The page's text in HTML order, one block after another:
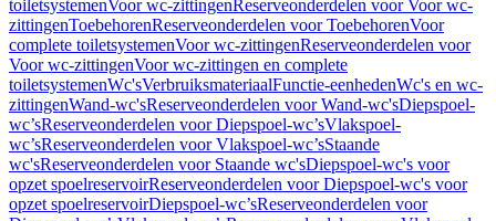
toiletsystemenVoor wc-zittingenReserveonderdelen voor Voor wc-
zittingenToebehorenReserveonderdelen voor ToebehorenVoor
complete toiletsystemenVoor wc-zittingenReserveonderdelen voor
Voor wc-zittingenVoor wc-zittingen en complete
toiletsystemenWc'sVerbruiksmateriaalFunctie-eenhedenWc's en wc-
zittingenWand-wc'sReserveonderdelen voor Wand-wc'sDiepspoel-
wc’sReserveonderdelen voor Diepspoel-wc’sVlakspoel-
wc’sReserveonderdelen voor Vlakspoel-wc’sStaande
wc'sReserveonderdelen voor Staande wc'sDiepspoel-wc's voor
opzet spoelreservoirReserveonderdelen voor Diepspoel-wc's voor
opzet spoelreservoirDiepspoel-wc’sReserveonderdelen voor